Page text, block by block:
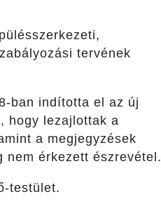
tervének
ban indította el az új
hogy lezajlottak a
a megjegyzések
nem érkezett észrevétel.
testület.